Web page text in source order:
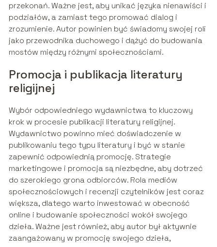
przekonań. Ważne jest, aby unikać języka nienawiści i
podziałów, a zamiast tego promować dialog i
zrozumienie. Autor powinien być świadomy swojej roli
jako przewodnika duchowego i dążyć do budowania
mostów między różnymi społecznościami.
Promocja i publikacja literatury
religijnej
Wybór odpowiedniego wydawnictwa to kluczowy
krok w procesie publikacji literatury religijnej.
Wydawnictwo powinno mieć doświadczenie w
publikowaniu tego typu literatury i być w stanie
zapewnić odpowiednią promocję. Strategie
marketingowe i promocja są niezbędne, aby dotrzeć
do szerokiego grona odbiorców. Rola mediów
społecznościowych i recenzji czytelników jest coraz
większa, dlatego warto inwestować w obecność
online i budowanie społeczności wokół swojego
dzieła. Ważne jest również, aby autor był aktywnie
zaangażowany w promocję swojego dzieła,